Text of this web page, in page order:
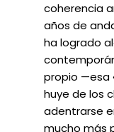
coherencia
años de
ha logrado
propio —esa
huye de los
adentrarse
mucho más